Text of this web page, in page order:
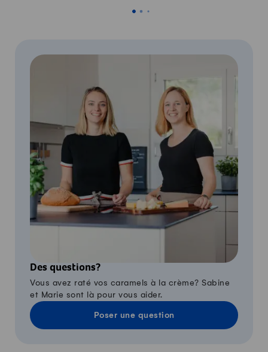
Des questions?
Vous avez raté vos caramels à la crème? Sabine
et Marie sont là pour vous aider.
Poser une question